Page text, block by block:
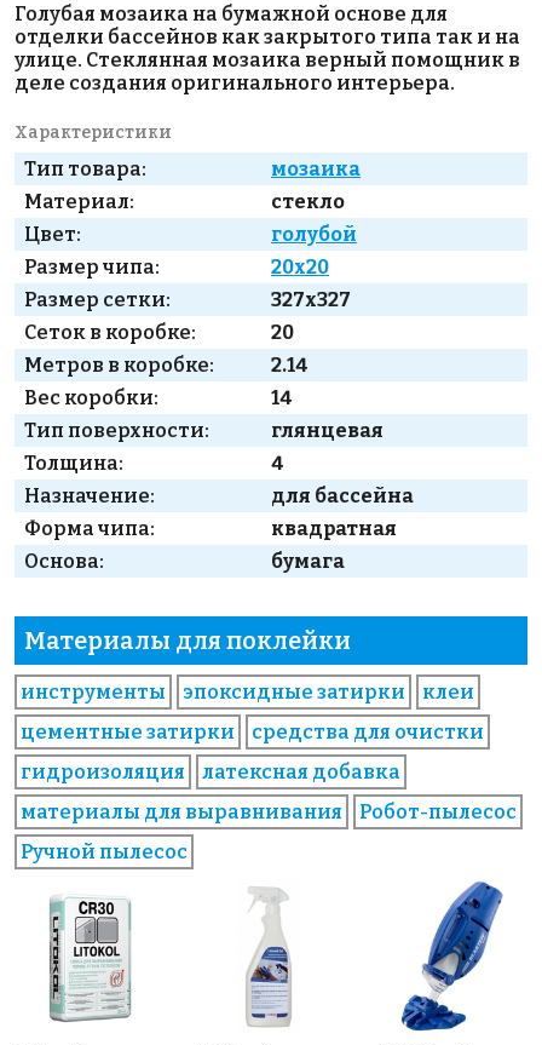
Голубая мозаика на бумажной основе для
отделки бассейнов как закрытого типа так и на
улице. Стеклянная мозаика верный помощник в
деле создания оригинального интерьера.
Характеристики
Тип товара:
мозаика
Материал:
стекло
Цвет:
голубой
Размер чипа:
20x20
Размер сетки:
327x327
Сеток в коробке:
20
Метров в коробке:
2.14
Вес коробки:
14
Тип поверхности:
глянцевая
Толщина:
4
Назначение:
для бассейна
Форма чипа:
квадратная
Основа:
бумага
Материалы для поклейки
инструменты эпоксидные затирки
клеи
цементные затирки
средства для очистки
гидроизоляция
латексная добавка
материалы для выравнивания
Робот-пылесос
Ручной пылесос